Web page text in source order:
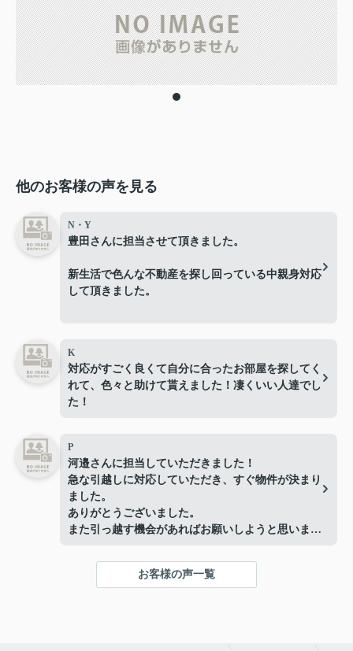
他のお客様の声を見る
N・Y
豊田さんに担当させて頂きました。
新生活で色んな不動産を探し回っている中親身対応
して頂きました。
K
対応がすごく良くて自分に合ったお部屋を探してく
れて、色々と助けて貰えました！凄くいい人達でし
た！
P
河邉さんに担当していただきました！
急な引越しに対応していただき、すぐ物件が決まり
ました。
ありがとうございました。
また引っ越す機会があればお願いしようと思いま
お客様の声一覧